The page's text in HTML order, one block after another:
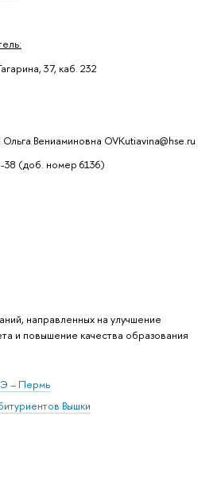
37, каб. 232
Вениаминовна OVKutiavina@hse.ru
(доб. номер 6136)
направленных на улучшение
и повышение качества образования
– Пермь
Вышки